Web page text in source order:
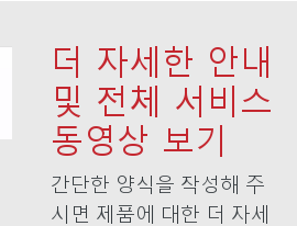
더 자세한 안내
및 전체 서비스
동영상 보기
간단한 양식을 작성해 주
시면 제품에 대한 더 자세